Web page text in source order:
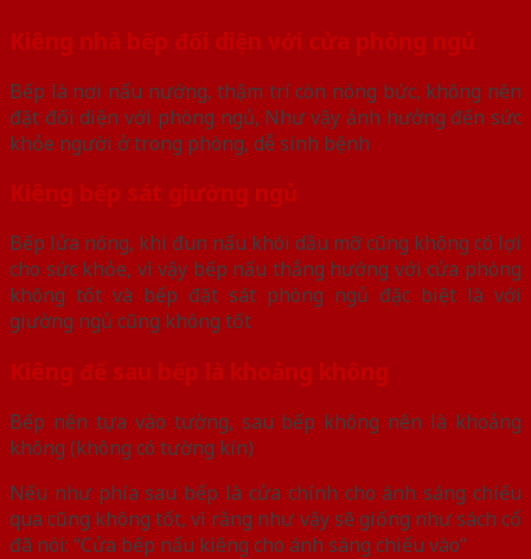
Kiêng nhà bếp đối diện với cửa phòng ngủ
Bếp là nơi nấu nướng, thậm trí còn nóng bức, không nên
đặt đối diện với phòng ngủ, Như vậy ảnh hưởng đến sức
khỏe người ở trong phòng, dễ sinh bệnh
Kiêng bếp sát giường ngủ
Bếp lửa nóng, khi đun nấu khói dầu mỡ cũng không có lợi
cho sức khỏe, vì vậy bếp nấu thẳng hướng với cửa phòng
không tốt và bếp đặt sát phòng ngủ đặc biệt là với
giường ngủ cũng không tốt
Kiêng để sau bếp là khoảng không
Bếp nên tựa vào tường, sau bếp không nên là khoảng
không (không có tường kín)
Nếu như phía sau bếp là cửa chính cho ánh sáng chiếu
qua cũng không tốt, vì rằng như vậy sẽ giống như sách cổ
đã nói: “Cửa bếp nấu kiêng cho ánh sáng chiếu vào”